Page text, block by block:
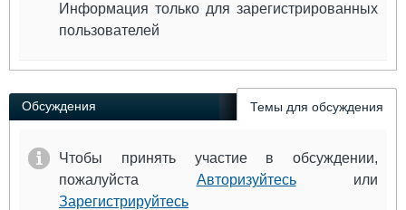
Информация только для зарегистрированных
пользователей
Обсуждения Темы для обсуждения
Чтобы принять участие в обсуждении,
пожалуйста Авторизуйтесьили
Зарегистрируйтесь